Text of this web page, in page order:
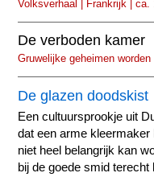
Volksverhaal | Frankrijk | ca.
De verboden kamer
Gruwelijke geheimen
De glazen doodskist
Een cultuursprookje uit
dat een arme
niet heel belangrijk kan
bij de goede smid